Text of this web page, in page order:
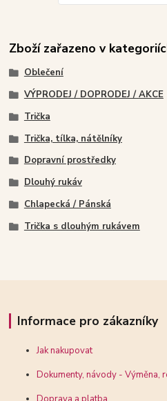
Zboží zařazeno v
Oblečení
VÝPRODEJ / DOPRODEJ / AKCE
Trička
Trička, tílka, nátělníky
Dopravní prostředky
Dlouhý rukáv
Chlapecká / Pánská
Trička s dlouhým rukávem
Informace pro zákazníky
Jak nakupovat
Dokumenty, návody - Výměna,